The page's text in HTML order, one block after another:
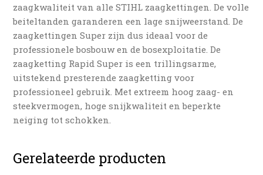
zaagkwaliteit van alle STIHL zaagkettingen. De volle
beiteltanden garanderen een lage snijweerstand. De
zaagkettingen Super zijn dus ideaal voor de
professionele bosbouw en de bosexploitatie. De
zaagketting Rapid Super is een trillingsarme,
uitstekend presterende zaagketting voor
professioneel gebruik. Met extreem hoog zaag- en
steekvermogen, hoge snijkwaliteit en beperkte
neiging tot schokken.
Gerelateerde producten